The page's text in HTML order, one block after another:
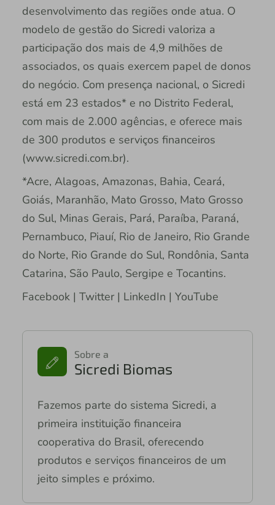
desenvolvimento das regiões onde atua. O
modelo de gestão do Sicredi valoriza a
participação dos mais de 4,9 milhões de
associados, os quais exercem papel de donos
do negócio. Com presença nacional, o Sicredi
está em 23 estados* e no Distrito Federal,
com mais de 2.000 agências, e oferece mais
de 300 produtos e serviços financeiros
(www.sicredi.com.br).
*Acre, Alagoas, Amazonas, Bahia, Ceará,
Goiás, Maranhão, Mato Grosso, Mato Grosso
do Sul, Minas Gerais, Pará, Paraíba, Paraná,
Pernambuco, Piauí, Rio de Janeiro, Rio Grande
do Norte, Rio Grande do Sul, Rondônia, Santa
Catarina, São Paulo, Sergipe e Tocantins.
Facebook | Twitter | LinkedIn | YouTube
Sobre a
Sicredi Biomas
Fazemos parte do sistema Sicredi, a
primeira instituição financeira
cooperativa do Brasil, oferecendo
produtos e serviços financeiros de um
jeito simples e próximo.